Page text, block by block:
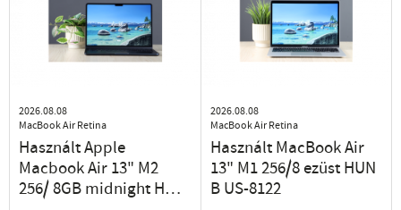
2026.08.08
MacBook Air Retina
Használt Apple
Macbook Air 13" M2
256/ 8GB midnight HUN
2026.08.08
MacBook Air Retina
Használt MacBook Air
13" M1 256/8 ezüst HUN
B US-8122